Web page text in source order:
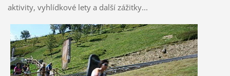
aktivity, vyhlídkové lety a další zážitky...